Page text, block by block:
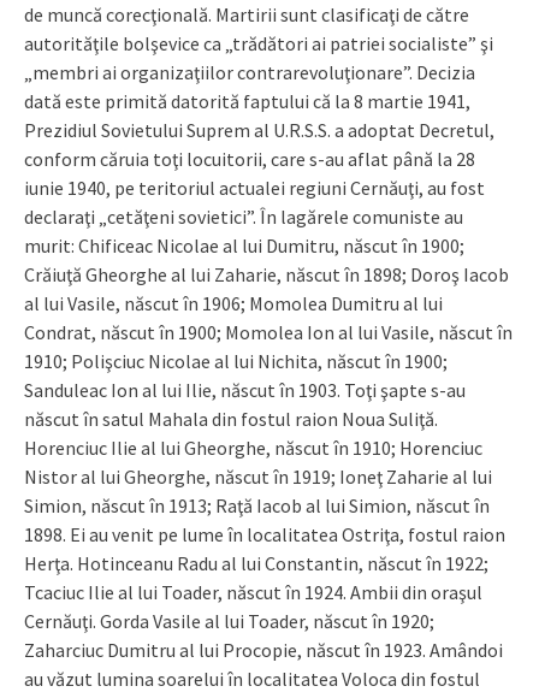
de muncă corecţională. Martirii sunt clasificaţi de către
autorităţile bolşevice ca „trădători ai patriei socialiste” şi
„membri ai organizaţiilor contrarevoluţionare”. Decizia
dată este primită datorită faptului că la 8 martie 1941,
Prezidiul Sovietului Suprem al U.R.S.S. a adoptat Decretul,
conform căruia toţi locuitorii, care s-au aflat până la 28
iunie 1940, pe teritoriul actualei regiuni Cernăuţi, au fost
declaraţi „cetăţeni sovietici”. În lagărele comuniste au
murit: Chificeac Nicolae al lui Dumitru, născut în 1900;
Crăiuţă Gheorghe al lui Zaharie, născut în 1898; Doroş Iacob
al lui Vasile, născut în 1906; Momolea Dumitru al lui
Condrat, născut în 1900; Momolea Ion al lui Vasile, născut în
1910; Polişciuc Nicolae al lui Nichita, născut în 1900;
Sanduleac Ion al lui Ilie, născut în 1903. Toţi şapte s-au
născut în satul Mahala din fostul raion Noua Suliţă.
Horenciuc Ilie al lui Gheorghe, născut în 1910; Horenciuc
Nistor al lui Gheorghe, născut în 1919; Ioneţ Zaharie al lui
Simion, născut în 1913; Raţă Iacob al lui Simion, născut în
1898. Ei au venit pe lume în localitatea Ostriţa, fostul raion
Herţa. Hotinceanu Radu al lui Constantin, născut în 1922;
Tcaciuc Ilie al lui Toader, născut în 1924. Ambii din oraşul
Cernăuţi. Gorda Vasile al lui Toader, născut în 1920;
Zaharciuc Dumitru al lui Procopie, născut în 1923. Amândoi
au văzut lumina soarelui în localitatea Voloca din fostul